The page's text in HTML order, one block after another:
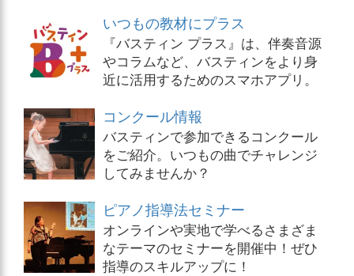
いつもの教材にプラス
『バスティン プラス』は、伴奏音源
やコラムなど、バスティンをより身
近に活用するためのスマホアプリ。
コンクール情報
バスティンで参加できるコンクール
をご紹介。いつもの曲でチャレンジ
してみませんか？
ピアノ指導法セミナー
オンラインや実地で学べるさまざま
なテーマのセミナーを開催中！ぜひ
指導のスキルアップに！